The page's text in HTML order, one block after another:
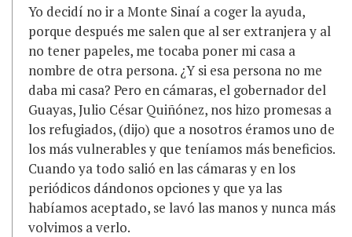
Yo decidí no ir a Monte Sinaí a coger la ayuda,
porque después me salen que al ser extranjera y al
no tener papeles, me tocaba poner mi casa a
nombre de otra persona. ¿Y si esa persona no me
daba mi casa? Pero en cámaras, el gobernador del
Guayas, Julio César Quiñónez, nos hizo promesas a
los refugiados, (dijo) que a nosotros éramos uno de
los más vulnerables y que teníamos más beneficios.
Cuando ya todo salió en las cámaras y en los
periódicos dándonos opciones y que ya las
habíamos aceptado, se lavó las manos y nunca más
volvimos a verlo.